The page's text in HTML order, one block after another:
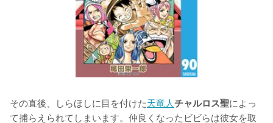
その直後、しらほしに目を付けた天竜人チャルロス聖によっ
て捕らえられてしまいます。仲良くなったビビらは彼女を取